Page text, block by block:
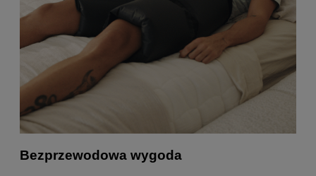
Bezprzewodowa wygoda